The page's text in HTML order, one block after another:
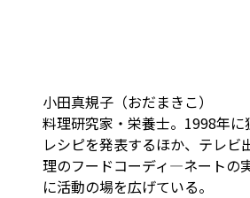
小田真規子（おだまきこ）
料理研究家・栄養士。1998年
レシピを発表するほか、テレ
理のフードコーディ―ネートの
に活動の場を広げている。